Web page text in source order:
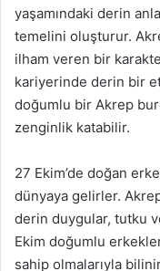
yaşamındaki derin
temelini oluşturur.
ilham veren bir
kariyerinde derin bir
doğumlu bir Akrep
zenginlik katabilir.
27 Ekim’de doğan
dünyaya gelirler.
derin duygular, tutku
Ekim doğumlu
sahip olmalarıyla